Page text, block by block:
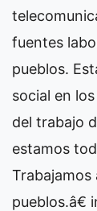
fuentes
pueblos.
social en
del trabajo
estamos
Trabajamos